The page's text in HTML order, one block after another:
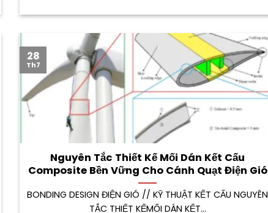
Nguyên Tắc Thiết Kế Mối Dán Kết Cấu
Composite Bền Vững Cho Cánh Quạt Điện Gió
BONDING DESIGN ĐIỆN GIÓ // KỸ THUẬT KẾT CẤU NGUYÊN
TẮC THIẾT KẾMỐI DÁN KẾT...
28
Th7